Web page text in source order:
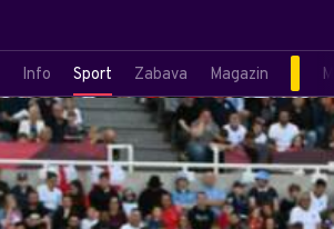
Info Sport Zabava Magazin